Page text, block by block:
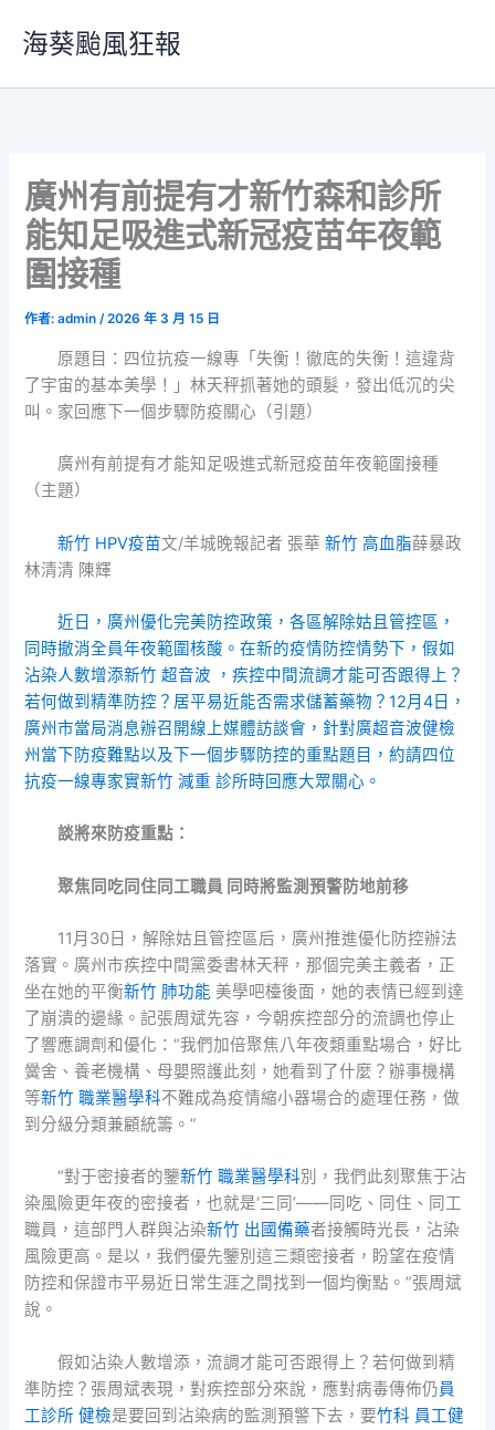
要
海葵颱風狂報
廣州有前提有才新竹森和診所
能知足吸進式新冠疫苗年夜範
圍接種
作者:admin/2026 年 3 月 15 日
原題目：四位抗疫一線專「失衡！徹底的失衡！這違背
了宇宙的基本美學！」林天秤抓著她的頭髮，發出低沉的尖
叫。家回應下一個步驟防疫關心（引題）
廣州有前提有才能知足吸進式新冠疫苗年夜範圍接種
（主題）
新竹 HPV疫苗文/羊城晚報記者 張華 新竹 高血脂薛暴政
林清清 陳輝
近日，廣州優化完美防控政策，各區解除姑且管控區，
同時撤消全員年夜範圍核酸。在新的疫情防控情勢下，假如
沾染人數增添新竹 超音波
，疾控中間流調才能可否跟得上？
若何做到精準防控？居平易近能否需求儲蓄藥物？12月4日，
廣州市當局消息辦召開線上媒體訪談會，針對廣超音波健檢
州當下防疫難點以及下一個步驟防控的重點題目，約請四位
抗疫一線專家實新竹 減重 診所時回應大眾關心。
談將來防疫重點：
聚焦同吃同住同工職員 同時將監測預警防地前移
11月30日，解除姑且管控區后，廣州推進優化防控辦法
落實。廣州市疾控中間黨委書林天秤，那個完美主義者，正
坐在她的平衡新竹 肺功能 美學吧檯後面，她的表情已經到達
了崩潰的邊緣。記張周斌先容，今朝疾控部分的流調也停止
了響應調劑和優化：“我們加倍聚焦八年夜類重點場合，好比
黌舍、養老機構、母嬰照護此刻，她看到了什麼？辦事機構
等新竹 職業醫學科不難成為疫情縮小器場合的處理任務，做
到分級分類兼顧統籌。”
“對于密接者的鑒新竹 職業醫學科別，我們此刻聚焦于沾
染風險更年夜的密接者，也就是‘三同’——同吃、同住、同工
職員，這部門人群與沾染新竹 出國備藥者接觸時光長，沾染
風險更高。是以，我們優先鑒別這三類密接者，盼望在疫情
防控和保證市平易近日常生涯之間找到一個均衡點。”張周斌
說。
假如沾染人數增添，流調才能可否跟得上？若何做到精
準防控？張周斌表現，對疾控部分來說，應對病毒傳佈仍員
工診所 健檢是要回到沾染病的監測預警下去，要竹科 員工健